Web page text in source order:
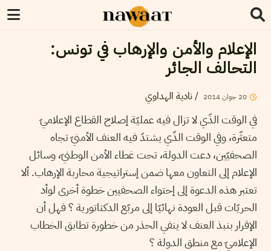
الإعلام والأمن والإرهاب في تونس:
التحالف الجائر
20 جوان2014
/نادية الهداوي
في الوقت الذّي لا تزال فيه عمليّة إصلاح القطاع الإعلاميّ
متعثّرة، وفي الوقت الذّي يشتدّ فيه العنف الأمنيّ تجاه
الصحفيّين، دعت الدولة، تحت غطاء الأمن الوطنيّ، وسائل
الإعلام إلى التعاون معها ضمن إستراتيجية محاربة الإرهاب. ألا
تعتبر هذه الدعوة إلى إحتواء الصحفيين خطوة أخرى لوأد
الحريّات قبل العودة نهائيّا إلى مربّع الدكتاتورية ؟ فهل أن
الإقرار بنبذ العنف لا ينفي الحذر من خطورة تطابق الخطاب
الإعلاميّ مع منطق الدولة ؟